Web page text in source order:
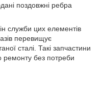
поздовжні ребра
служби цих елементів
перевищує
сталі. Такі запчастини
ремонту без потреби